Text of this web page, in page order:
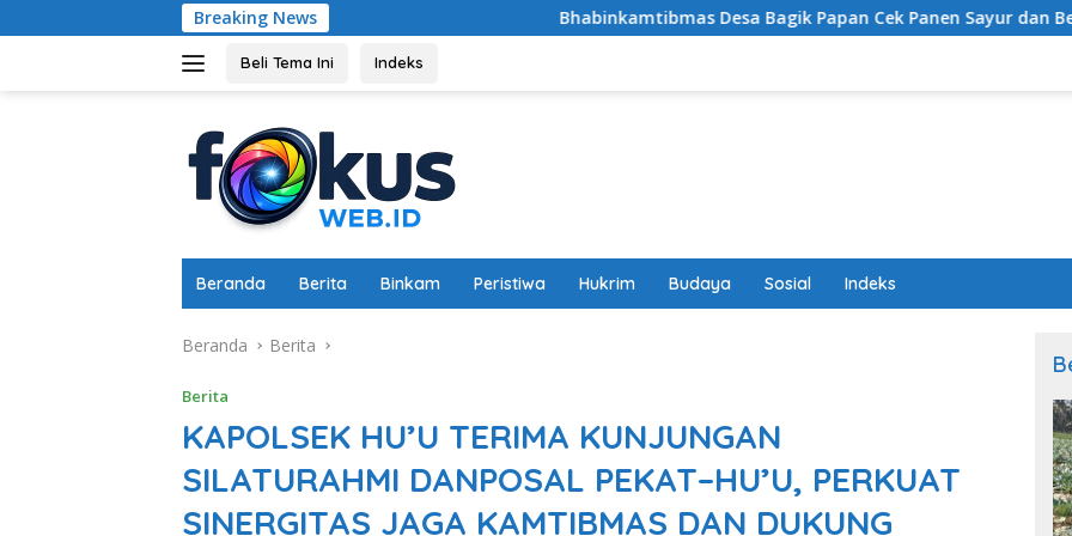
ke
Breaking News Bhabinkamtibmas Desa Bagik Papan Cek Panen Sayur dan Berikan Imbauan
Beli Tema Ini Indeks
Beranda Berita Binkam Peristiwa Hukrim Budaya Sosial Indeks
Beranda Berita
Berita
KAPOLSEK HU’U TERIMA KUNJUNGAN
SILATURAHMI DANPOSAL PEKAT–HU’U, PERKUAT
SINERGITAS JAGA KAMTIBMAS DAN DUKUNG